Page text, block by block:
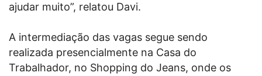
ajudar muito”, relatou Davi.
A intermediação das vagas segue sendo
realizada presencialmente na Casa do
Trabalhador, no Shopping do Jeans, onde os